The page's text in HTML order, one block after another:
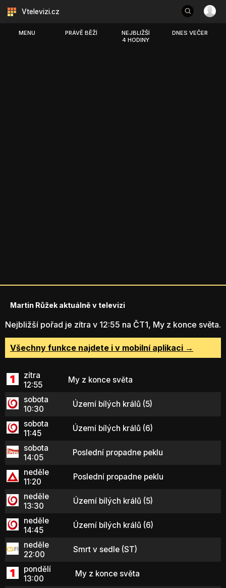
Vtelevizi.cz
MENU PRÁVĚ BĚŽÍ
NEJBLIŽŠÍ
4 HODINY
DNES VEČER
Martin Růžek aktuálně v televizi
Nejbližší pořad je zítra v 12:55 na ČT1, My z konce světa.
Všechny funkce najdete i v mobilní aplikaci →
zítra
12:55
My z konce světa
sobota
10:30
Území bílých králů (5)
sobota
11:45
Území bílých králů (6)
sobota
14:05
Poslední propadne peklu
neděle
11:20
Poslední propadne peklu
neděle
13:30
Území bílých králů (5)
neděle
14:45
Území bílých králů (6)
neděle
22:00
Smrt v sedle (ST)
pondělí
13:00
My z konce světa